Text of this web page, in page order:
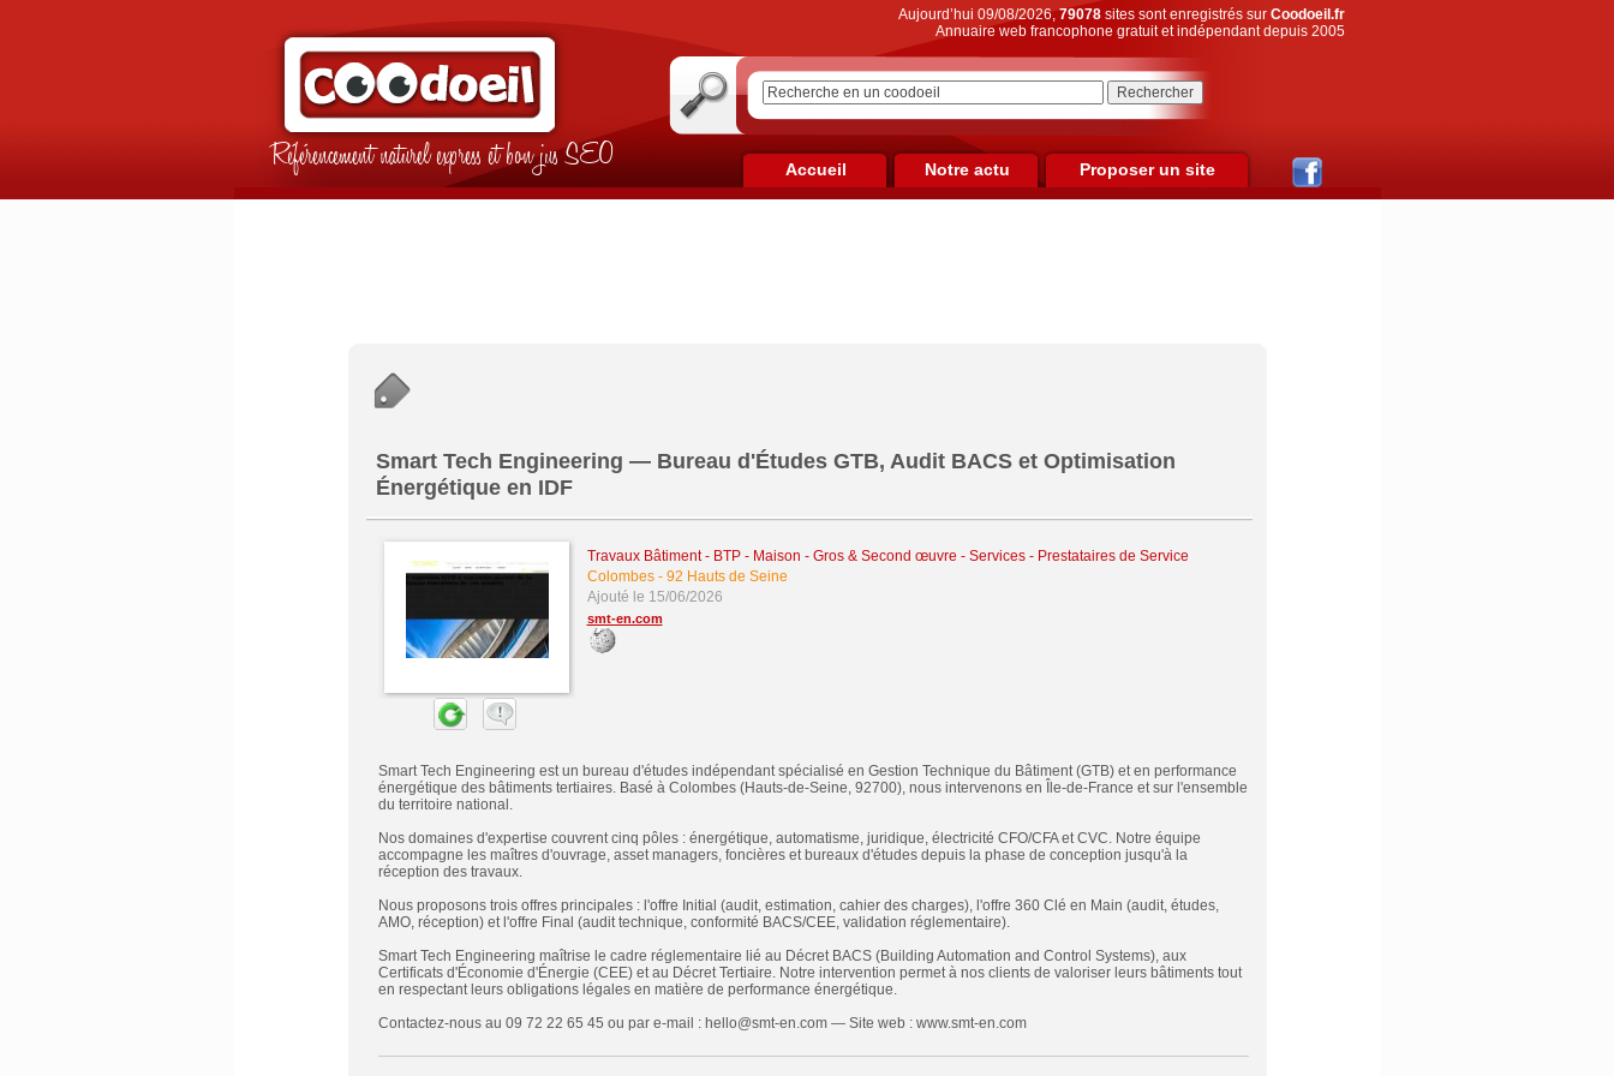
Référencement naturel express et bon jus SEO
Aujourd’hui 09/08/2026,79078sites sont enregistrés sur Coodoeil.fr
Annuaire web francophone gratuit et indépendant depuis 2005
Accueil Notre actu Proposer un site
Smart Tech Engineering — Bureau d'Études GTB, Audit BACS et Optimisation
Énergétique en IDF
Travaux Bâtiment - BTP - Maison - Gros & Second œuvre - Services - Prestataires de Service
Colombes- 92 Hauts de Seine
Ajouté le 15/06/2026
smt-en.com
Smart Tech Engineering est un bureau d'études indépendant spécialisé en Gestion Technique du Bâtiment (GTB) et en performance
énergétique des bâtiments tertiaires. Basé à Colombes (Hauts-de-Seine, 92700), nous intervenons en Île-de-France et sur l'ensemble
du territoire national.
Nos domaines d'expertise couvrent cinq pôles : énergétique, automatisme, juridique, électricité CFO/CFA et CVC. Notre équipe
accompagne les maîtres d'ouvrage, asset managers, foncières et bureaux d'études depuis la phase de conception jusqu'à la
réception des travaux.
Nous proposons trois offres principales : l'offre Initial (audit, estimation, cahier des charges), l'offre 360 Clé en Main (audit, études,
AMO, réception) et l'offre Final (audit technique, conformité BACS/CEE, validation réglementaire).
Smart Tech Engineering maîtrise le cadre réglementaire lié au Décret BACS (Building Automation and Control Systems), aux
Certificats d'Économie d'Énergie (CEE) et au Décret Tertiaire. Notre intervention permet à nos clients de valoriser leurs bâtiments tout
en respectant leurs obligations légales en matière de performance énergétique.
Contactez-nous au 09 72 22 65 45 ou par e-mail : hello@smt-en.com — Site web : www.smt-en.com